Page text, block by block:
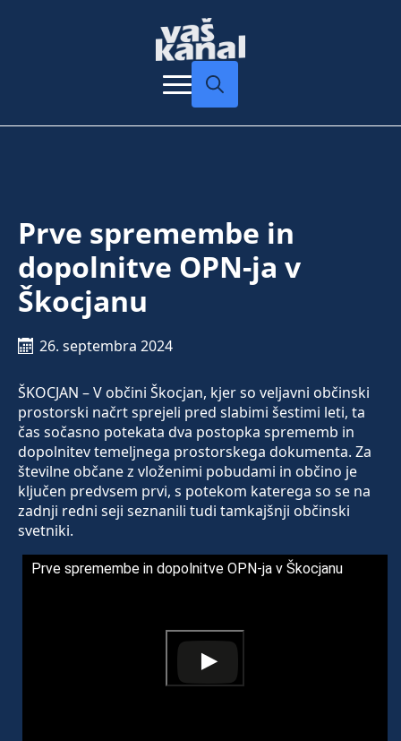
Prve spremembe in
dopolnitve OPN-ja v
Škocjanu
26. septembra 2024
ŠKOCJAN – V občini Škocjan, kjer so veljavni občinski
prostorski načrt sprejeli pred slabimi šestimi leti, ta
čas sočasno potekata dva postopka sprememb in
dopolnitev temeljnega prostorskega dokumenta. Za
številne občane z vloženimi pobudami in občino je
ključen predvsem prvi, s potekom katerega so se na
zadnji redni seji seznanili tudi tamkajšnji občinski
svetniki.
Prve spremembe in dopolnitve OPN-ja v Škocjanu